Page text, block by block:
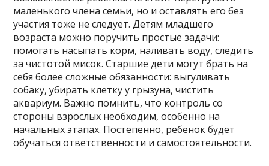
маленького члена семьи, но и оставлять его без
участия тоже не следует. Детям младшего
возраста можно поручить простые задачи:
помогать насыпать корм, наливать воду, следить
за чистотой мисок. Старшие дети могут брать на
себя более сложные обязанности: выгуливать
собаку, убирать клетку у грызуна, чистить
аквариум. Важно помнить, что контроль со
стороны взрослых необходим, особенно на
начальных этапах. Постепенно, ребенок будет
обучаться ответственности и самостоятельности.